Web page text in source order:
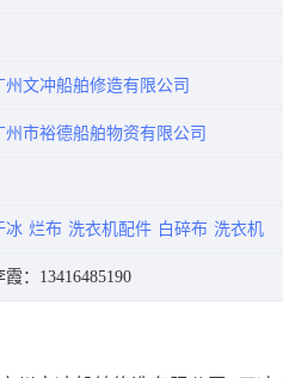
州文冲船舶修造有限公司
州市裕德船舶物资有限公司
冰 烂布 洗衣机配件 白碎布 洗衣机
霞：13416485190